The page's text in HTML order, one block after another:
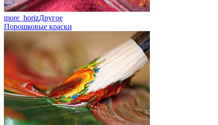
more_horizДругое
Порошковые краски